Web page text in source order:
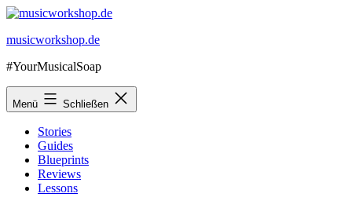
Zum
springen
musicworkshop.de
#YourMusicalSoap
Menü Schließen
Stories
Guides
Blueprints
Reviews
Lessons